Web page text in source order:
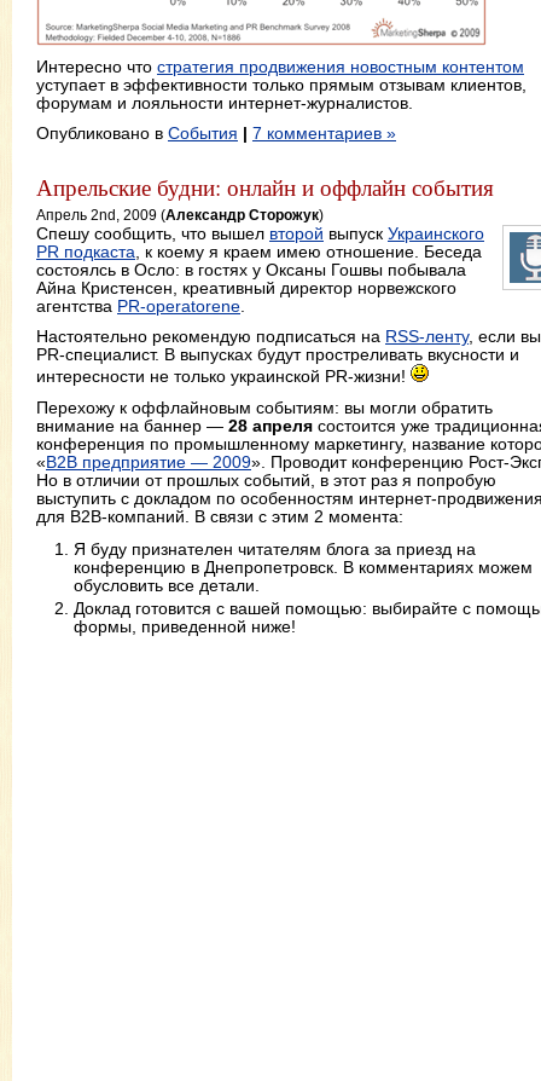
Интересно что стратегия продвижения новостным контентом
уступает в эффективности только прямым отзывам клиентов,
форумам и лояльности интернет-журналистов.
Опубликовано в События | 7 комментариев »
Апрельские будни: онлайн и оффлайн события
Апрель 2nd, 2009 (Александр Сторожук)
Спешу сообщить, что вышел второй выпуск Украинского
PR подкаста , к коему я краем имею отношение. Беседа
состоялсь в Осло: в гостях у Оксаны Гошвы побывала
Айна Кристенсен, креативный директор норвежского
агентства PR-operatorene
Настоятельно рекомендую подписаться на RSS-ленту, если вы
PR-специалист. В выпусках будут простреливать вкусности и
интересности не только украинской PR-жизни!
Перехожу к оффлайновым событиям: вы могли обратить
внимание на баннер — 28 апреля состоится уже
конференция по промышленному маркетингу, название
«В2В предприятие — 2009». Проводит конференцию Рост-
Но в отличии от прошлых событий, в этот раз я попробую
выступить с докладом по особенностям интернет-
для B2B-компаний. В связи с этим 2 момента:
Я буду признателен читателям блога за приезд на
конференцию в Днепропетровск. В комментариях можем
обусловить все детали.
Доклад готовится с вашей помощью: выбирайте с
формы, приведенной ниже!